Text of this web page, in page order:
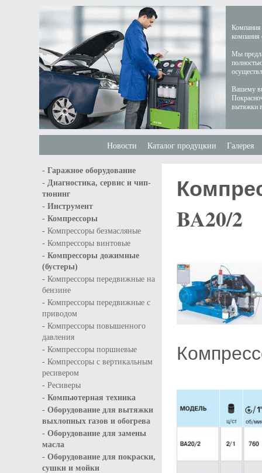
Компания
компания
Мы
Вашему
вытяжки
Новости Каталог продуцкии Галерея
- Гаражное оборудование
- Диагностика, сервис и чип-
тюнинг
- Инструмент
- Компрессоры
- Компрессоры безмасляные
- Компрессоры винтовые
- Компрессоры дожимные
(бустеры)
- Компрессоры передвижные на
бензине
- Компрессоры передвижные с
приводом
- Компрессоры повышенного
давления
- Компрессоры поршневые
- Компрессоры с вертикальным
ресивером
- Ресиверы
- Компьютерная техника
- Оборудование для вытяжки
выхлопных газов и обогрева
- Оборудование для замены
масла
- Оборудование для покраски,
сушки и мойки
BA20/2